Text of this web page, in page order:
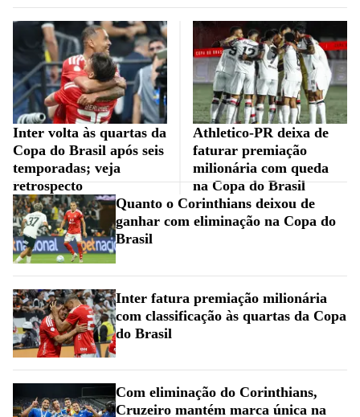
Inter volta às quartas da
Copa do Brasil após seis
temporadas; veja
retrospecto
Athletico-PR deixa de
faturar premiação
milionária com queda
na Copa do Brasil
Quanto o Corinthians deixou de
ganhar com eliminação na Copa do
Brasil
Inter fatura premiação milionária
com classificação às quartas da Copa
do Brasil
Com eliminação do Corinthians,
Cruzeiro mantém marca única na